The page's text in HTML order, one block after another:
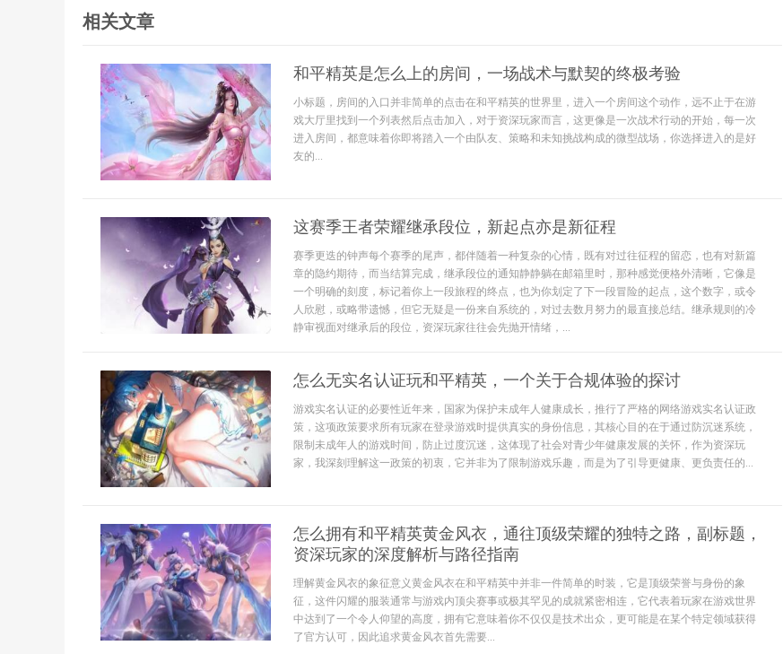
相关文章
和平精英是怎么上的房间，一场战术与默契的终极考验
小标题，房间的入口并非简单的点击在和平精英的世界里，进入一个房间这个动作，远不止于在游
戏大厅里找到一个列表然后点击加入，对于资深玩家而言，这更像是一次战术行动的开始，每一次
进入房间，都意味着你即将踏入一个由队友、策略和未知挑战构成的微型战场，你选择进入的是好
友的...
这赛季王者荣耀继承段位，新起点亦是新征程
赛季更迭的钟声每个赛季的尾声，都伴随着一种复杂的心情，既有对过往征程的留恋，也有对新篇
章的隐约期待，而当结算完成，继承段位的通知静静躺在邮箱里时，那种感觉便格外清晰，它像是
一个明确的刻度，标记着你上一段旅程的终点，也为你划定了下一段冒险的起点，这个数字，或令
人欣慰，或略带遗憾，但它无疑是一份来自系统的，对过去数月努力的最直接总结。继承规则的冷
静审视面对继承后的段位，资深玩家往往会先抛开情绪，...
怎么无实名认证玩和平精英，一个关于合规体验的探讨
游戏实名认证的必要性近年来，国家为保护未成年人健康成长，推行了严格的网络游戏实名认证政
策，这项政策要求所有玩家在登录游戏时提供真实的身份信息，其核心目的在于通过防沉迷系统，
限制未成年人的游戏时间，防止过度沉迷，这体现了社会对青少年健康发展的关怀，作为资深玩
家，我深刻理解这一政策的初衷，它并非为了限制游戏乐趣，而是为了引导更健康、更负责任的...
怎么拥有和平精英黄金风衣，通往顶级荣耀的独特之路，副标题，
资深玩家的深度解析与路径指南
理解黄金风衣的象征意义黄金风衣在和平精英中并非一件简单的时装，它是顶级荣誉与身份的象
征，这件闪耀的服装通常与游戏内顶尖赛事或极其罕见的成就紧密相连，它代表着玩家在游戏世界
中达到了一个令人仰望的高度，拥有它意味着你不仅仅是技术出众，更可能是在某个特定领域获得
了官方认可，因此追求黄金风衣首先需要...